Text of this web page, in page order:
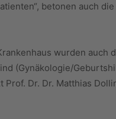
betonen auch
wurden auch
(Gynäkologie/
Prof. Dr. Dr. Matthias